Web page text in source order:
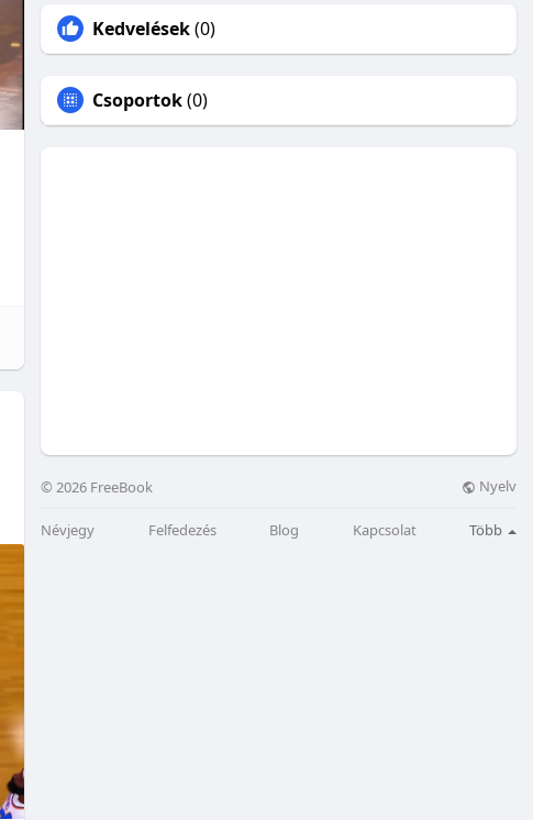
Kedvelések(0)
Csoportok(0)
© 2026 FreeBook Nyelv
Névjegy Felfedezés Blog Kapcsolat Több